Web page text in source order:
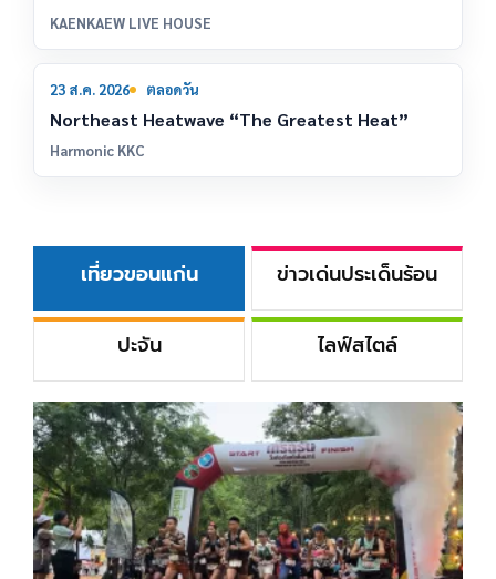
KAENKAEW LIVE HOUSE
23
ส.ค.
23 ส.ค. 2026 ตลอดวัน
Northeast Heatwave “The Greatest Heat”
Harmonic KKC
เที่ยวขอนแก่น ข่าวเด่นประเด็นร้อน
ปะจัน ไลฟ์สไตล์